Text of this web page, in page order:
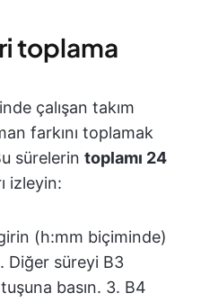
toplama
çalışan takım
farkını toplamak
sürelerin toplamı 24
izleyin:
(h:mm biçiminde)
Diğer süreyi B3
basın. 3. B4